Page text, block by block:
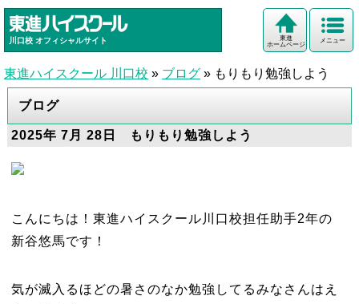
川口校 オフィシャルサイト メニュー
東進
ホームページ
東進ハイスクール 川口校 » ブログ » もりもり勉強しよう
ブログ
2025年 7月 28日 もりもり勉強しよう
こんにちは！東進ハイスクール川口校担任助手2年の
新谷悠馬です！
気が滅入るほどの暑さのなか勉強してるみなさんはえ